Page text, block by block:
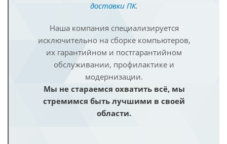
доставки ПК.
Наша компания специализируется
исключительно на сборке компьютеров,
их гарантийном и постгарантийном
обслуживании, профилактике и
модернизации.
Мы не стараемся охватить всё, мы
стремимся быть лучшими в своей
области.